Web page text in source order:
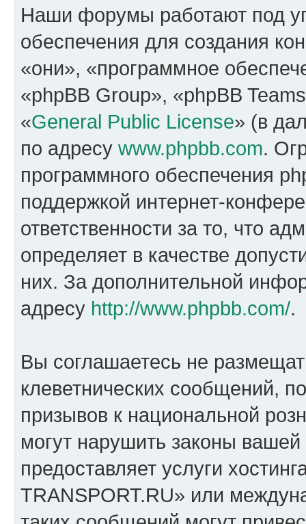
Наши форумы работают под
обеспечения для создания
«они», «программное
«phpBB Group», «phpBB
«General Public License» (в
по адресу www.phpbb.com.
программного обеспечения
поддержкой интернет-
ответственности за то, что
определяет в качестве
них. За дополнительной
адресу http://www.phpbb.com/.
Вы соглашаетесь не
клеветнических сообщений,
призывов к национальной
могут нарушить законы
предоставляет услуги
TRANSPORT.RU» или